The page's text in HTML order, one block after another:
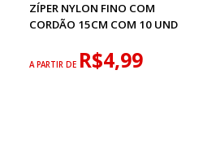
ZÍPER NYLON FINO COM
CORDÃO 15CM COM 10 UND
A PARTIR DE R$4,99